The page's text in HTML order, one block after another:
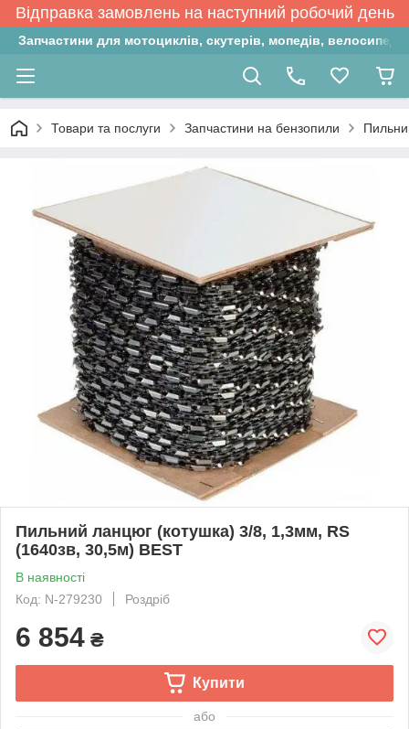
Відправка замовлень на наступний робочий день
Запчастини для мотоциклів, скутерів, мопедів,
Товари та послуги Запчастини на бензопили
Пильний ланцюг (котушка) 3/8, 1,3мм, RS
(1640зв, 30,5м) BEST
В наявності
Код: N-279230
Роздріб
6 854 ₴
Купити
або